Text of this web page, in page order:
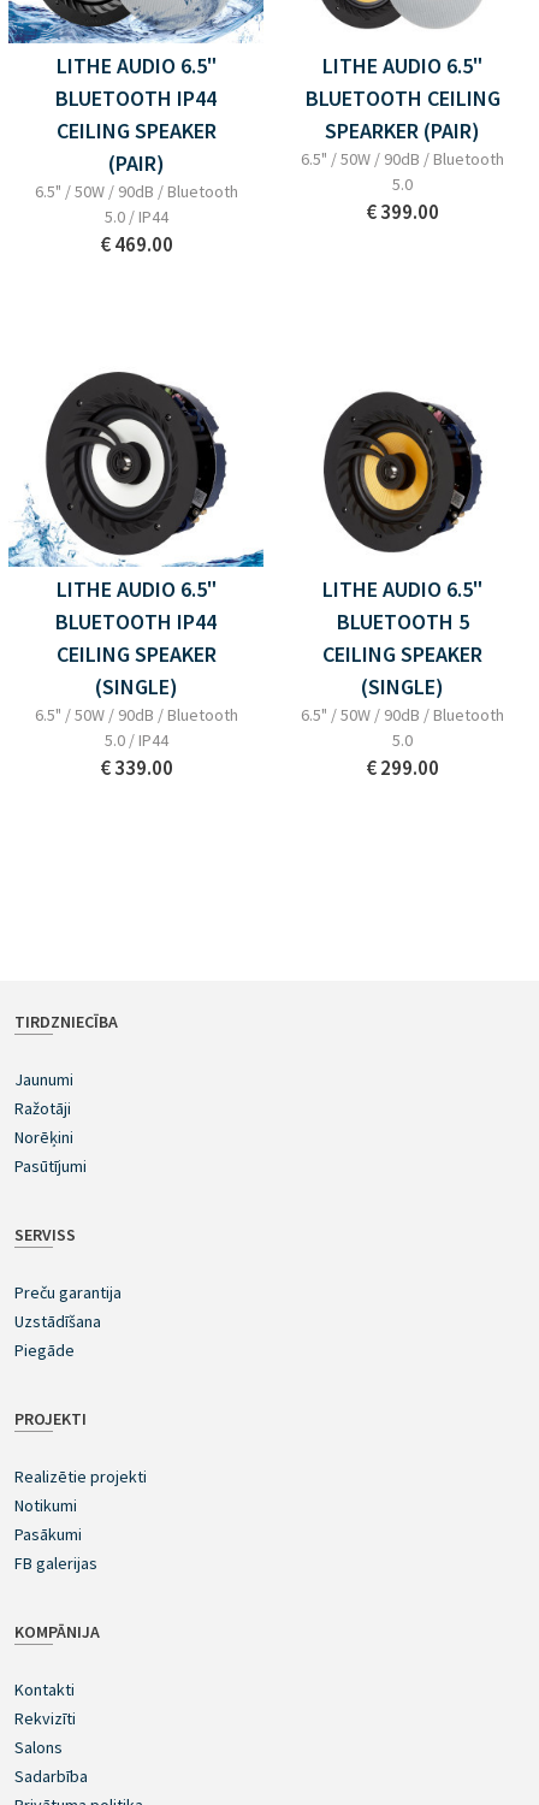
LITHE AUDIO 6.5"
BLUETOOTH IP44
CEILING SPEAKER
(PAIR)
6.5" / 50W / 90dB / Bluetooth
5.0 / IP44
€ 469.00
LITHE AUDIO 6.5"
BLUETOOTH CEILING
SPEARKER (PAIR)
6.5" / 50W / 90dB / Bluetooth
5.0
€ 399.00
LITHE AUDIO 6.5"
BLUETOOTH IP44
CEILING SPEAKER
(SINGLE)
6.5" / 50W / 90dB / Bluetooth
5.0 / IP44
€ 339.00
LITHE AUDIO 6.5"
BLUETOOTH 5
CEILING SPEAKER
(SINGLE)
6.5" / 50W / 90dB / Bluetooth
5.0
€ 299.00
TIRDZNIECĪBA
Jaunumi
Ražotāji
Norēķini
Pasūtījumi
SERVISS
Preču garantija
Uzstādīšana
Piegāde
PROJEKTI
Realizētie projekti
Notikumi
Pasākumi
FB galerijas
KOMPĀNIJA
Kontakti
Rekvizīti
Salons
Sadarbība